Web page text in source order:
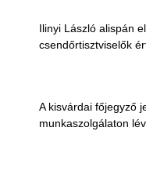
Ilinyi László alispán
csendőrtisztviselők
A kisvárdai főjegyző
munkaszolgálaton